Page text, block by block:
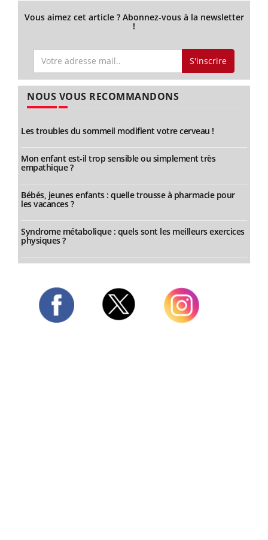
Vous aimez cet article ? Abonnez-vous à la newsletter
!
S'inscrire
NOUS VOUS RECOMMANDONS
Les troubles du sommeil modifient votre cerveau !
Mon enfant est-il trop sensible ou simplement très
empathique ?
Bébés, jeunes enfants : quelle trousse à pharmacie pour
les vacances ?
Syndrome métabolique : quels sont les meilleurs exercices
physiques ?